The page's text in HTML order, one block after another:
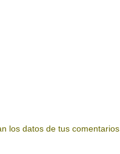
los datos de tus comentarios.